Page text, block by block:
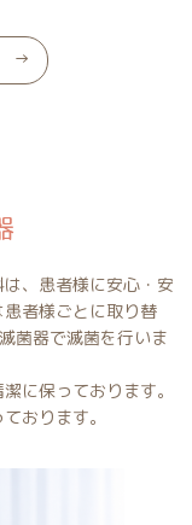
、 患者様に安心・安
者様ごとに取り替
菌器で滅菌を行いま
に保っております。
おります。